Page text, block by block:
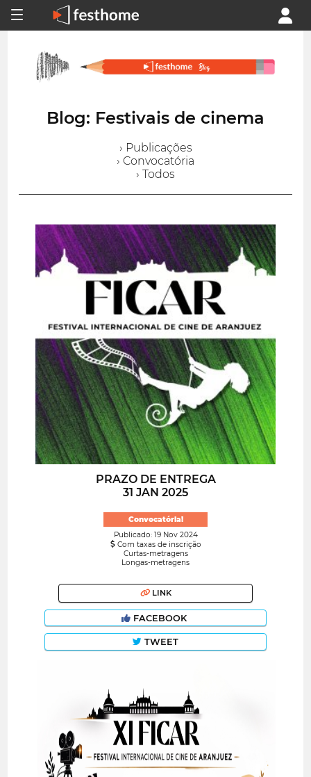
Blog: Festivais de cinema
› Publicações
› Convocatória
› Todos
PRAZO DE ENTREGA
31 JAN 2025
Convocatória!
Publicado: 19 Nov 2024
Com taxas de inscrição
Curtas-metragens
Longas-metragens
LINK
FACEBOOK
TWEET